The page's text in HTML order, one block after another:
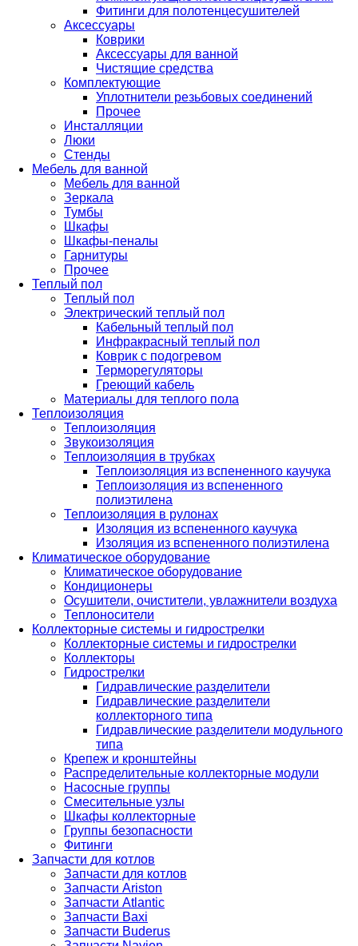
Фитинги для полотенцесушителей
Аксессуары
Коврики
Аксессуары для ванной
Чистящие средства
Комплектующие
Уплотнители резьбовых соединений
Прочее
Инсталляции
Люки
Стенды
Мебель для ванной
Мебель для ванной
Зеркала
Тумбы
Шкафы
Шкафы-пеналы
Гарнитуры
Прочее
Теплый пол
Теплый пол
Электрический теплый пол
Кабельный теплый пол
Инфракрасный теплый пол
Коврик с подогревом
Терморегуляторы
Греющий кабель
Материалы для теплого пола
Теплоизоляция
Теплоизоляция
Звукоизоляция
Теплоизоляция в трубках
Теплоизоляция из вспененного каучука
Теплоизоляция из вспененного
полиэтилена
Теплоизоляция в рулонах
Изоляция из вспененного каучука
Изоляция из вспененного полиэтилена
Климатическое оборудование
Климатическое оборудование
Кондиционеры
Осушители, очистители, увлажнители воздуха
Теплоносители
Коллекторные системы и гидрострелки
Коллекторные системы и гидрострелки
Коллекторы
Гидрострелки
Гидравлические разделители
Гидравлические разделители
коллекторного типа
Гидравлические разделители модульного
типа
Крепеж и кронштейны
Распределительные коллекторные модули
Насосные группы
Смесительные узлы
Шкафы коллекторные
Группы безопасности
Фитинги
Запчасти для котлов
Запчасти для котлов
Запчасти Ariston
Запчасти Atlantic
Запчасти Baxi
Запчасти Buderus